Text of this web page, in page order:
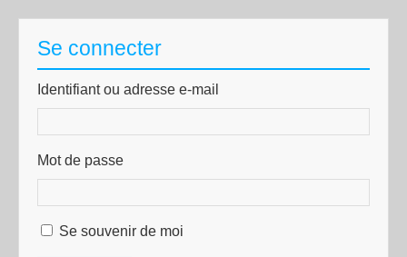
Se connecter
Identifiant ou adresse e-mail
Mot de passe
Se souvenir de moi